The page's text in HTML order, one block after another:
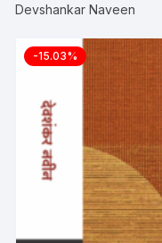
Devshankar Naveen
-15.03%